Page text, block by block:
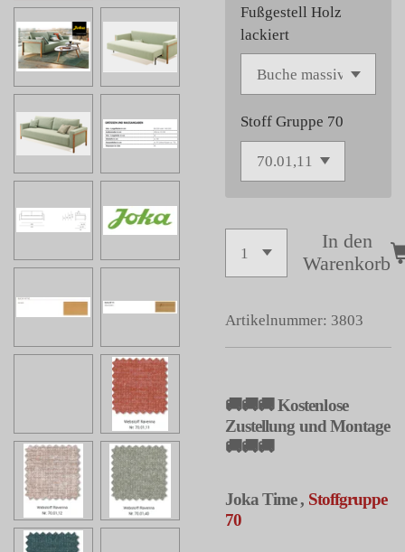
Fußgestell Holz
lackiert
Stoff Gruppe 70
In den
Warenkorb
Artikelnummer: 3803
🚚🚚🚚 Kostenlose
Zustellung und Montage
🚚🚚🚚
Joka Time , Stoffgruppe
70